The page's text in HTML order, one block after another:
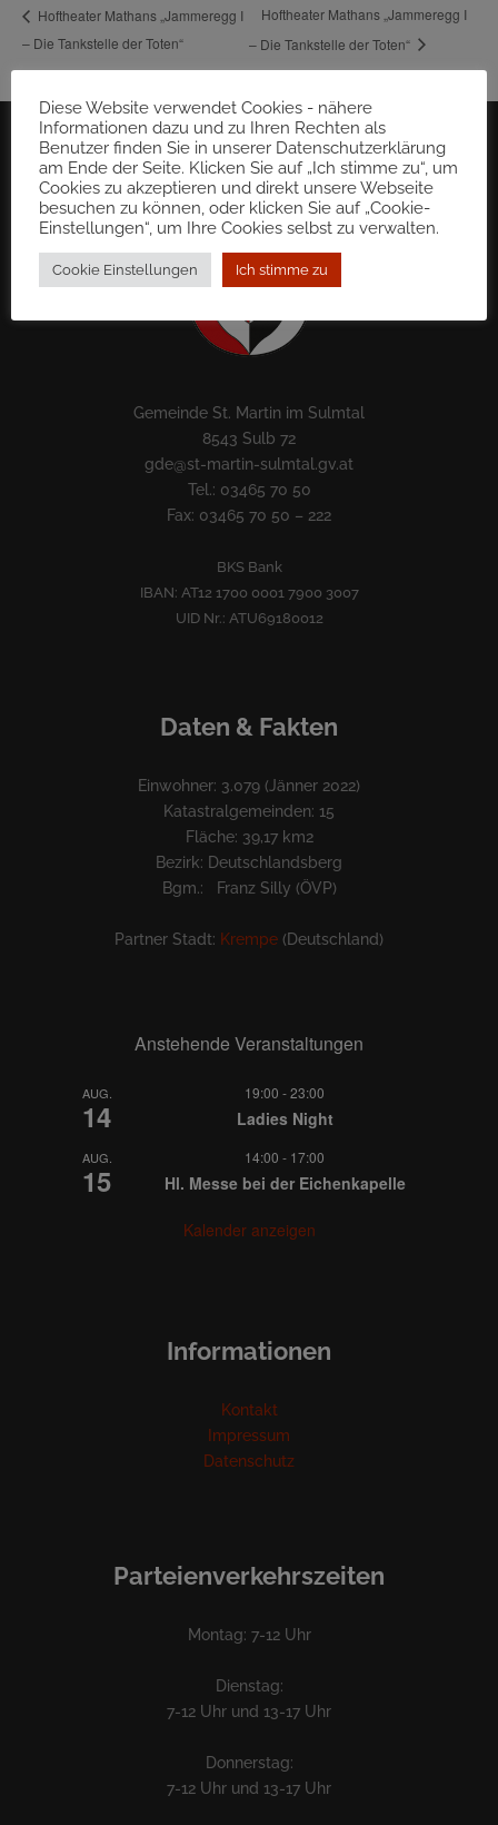
Hoftheater Mathans „Jammeregg I
– Die Tankstelle der Toten“
Hoftheater Mathans „Jammeregg I
– Die Tankstelle der Toten“
Gemeinde St. Martin im Sulmtal
8543 Sulb 72
gde@st-martin-sulmtal.gv.at
Tel.: 03465 70 50
Fax: 03465 70 50 – 222
BKS Bank
IBAN: AT12 1700 0001 7900 3007
UID Nr.: ATU69180012
Daten & Fakten
Einwohner: 3.079 (Jänner 2022)
Katastralgemeinden: 15
Fläche: 39,17 km2
Bezirk: Deutschlandsberg
Bgm.: Franz Silly (ÖVP)
Partner Stadt: Krempe (Deutschland)
Anstehende Veranstaltungen
AUG.
14
19:00 -23:00
Ladies Night
AUG.
15
14:00 - 17:00
Hl. Messe bei der Eichenkapelle
Kalender anzeigen
Informationen
Kontakt
Impressum
Datenschutz
Parteienverkehrszeiten
Montag: 7-12 Uhr
Dienstag:
7-12 Uhr und 13-17 Uhr
Donnerstag:
7-12 Uhr und 13-17 Uhr
Diese Website verwendet Cookies - nähere
Informationen dazu und zu Ihren Rechten als
Benutzer finden Sie in unserer Datenschutzerklärung
am Ende der Seite. Klicken Sie auf „Ich stimme zu“, um
Cookies zu akzeptieren und direkt unsere Webseite
besuchen zu können, oder klicken Sie auf „Cookie-
Einstellungen“, um Ihre Cookies selbst zu verwalten.
Cookie Einstellungen Ich stimme zu